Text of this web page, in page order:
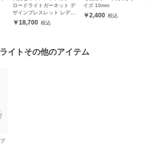
ロードライトガーネット デ
ザインブレスレット レディ
ース18,700
イズ 10mm
2,400
イトその他のアイテム